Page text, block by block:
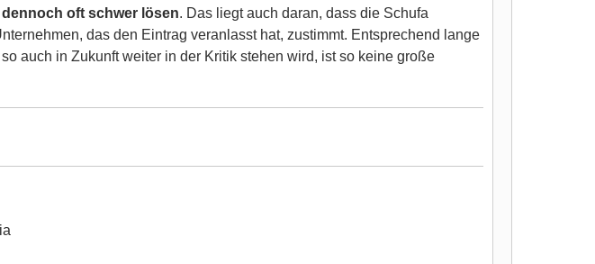
oft schwer lösen. Das liegt auch daran, dass die Schufa
das den Eintrag veranlasst hat, zustimmt. Entsprechend lange
auch in Zukunft weiter in der Kritik stehen wird, ist so keine große